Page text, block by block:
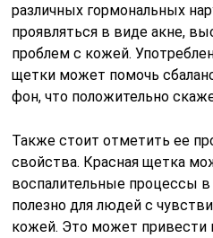
различных гормональных
проявляться в виде акне,
проблем с кожей.
щетки может помочь
фон, что положительно
Также стоит отметить ее
свойства. Красная щетка
воспалительные процессы в
полезно для людей с
кожей. Это может